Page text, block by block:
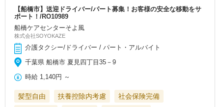
【船橋市】送迎ドライバー/パート募集！お客様の安全な移動をサ
ポート！/RO10989
船橋ケアセンターそよ風
株式会社SOYOKAZE
介護タクシー/ドライバー / パート・アルバイト
千葉県 船橋市 夏見四丁目35－9
時給 1,140円 ～
髪型自由 扶養控除内考慮
社会保険完備